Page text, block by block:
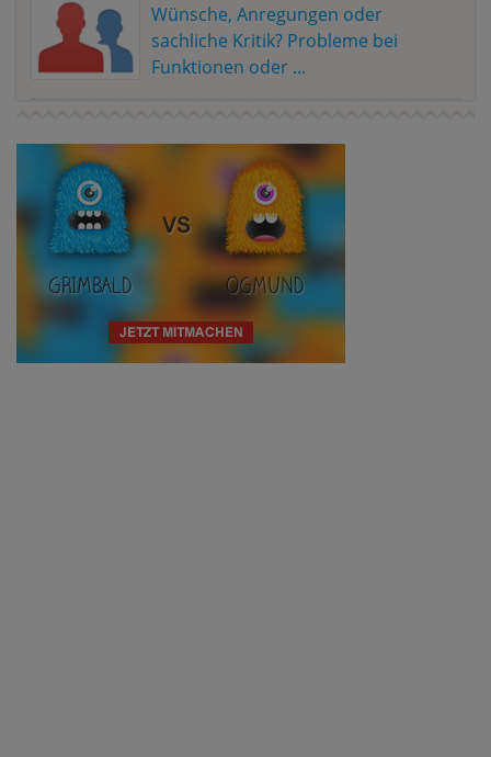
Wünsche, Anregungen oder
sachliche Kritik? Probleme bei
Funktionen oder ...